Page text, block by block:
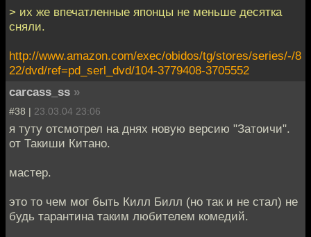
> их же впечатленные японцы не меньше десятка
сняли.
http://www.amazon.com/exec/obidos/tg/stores/series/-/8
22/dvd/ref=pd_serl_dvd/104-3779408-3705552
carcass_ss »
#38 | 23.03.04 23:06
я туту отсмотрел на днях новую версию "Затоичи".
от Такиши Китано.
мастер.
это то чем мог быть Килл Билл (но так и не стал) не
будь тарантина таким любителем комедий.